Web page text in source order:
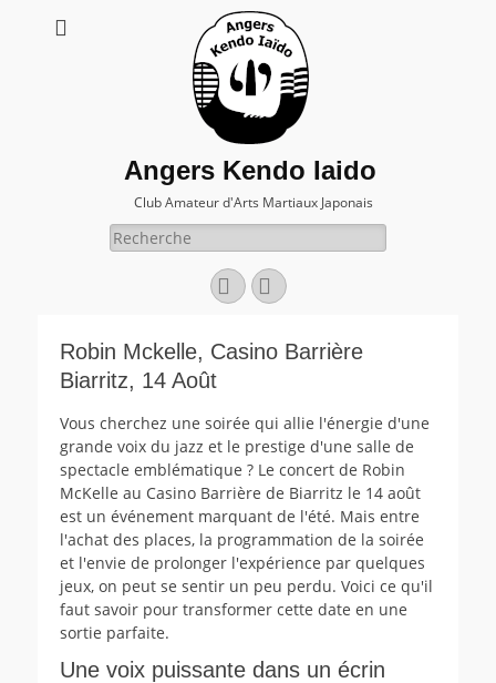
Angers Kendo Iaido
Club Amateur d'Arts Martiaux Japonais
Rechercher :
Facebook
E-
mail
Robin Mckelle, Casino Barrière
Biarritz, 14 Août
Vous cherchez une soirée qui allie l'énergie d'une
grande voix du jazz et le prestige d'une salle de
spectacle emblématique ? Le concert de Robin
McKelle au Casino Barrière de Biarritz le 14 août
est un événement marquant de l'été. Mais entre
l'achat des places, la programmation de la soirée
et l'envie de prolonger l'expérience par quelques
jeux, on peut se sentir un peu perdu. Voici ce qu'il
faut savoir pour transformer cette date en une
sortie parfaite.
Une voix puissante dans un écrin